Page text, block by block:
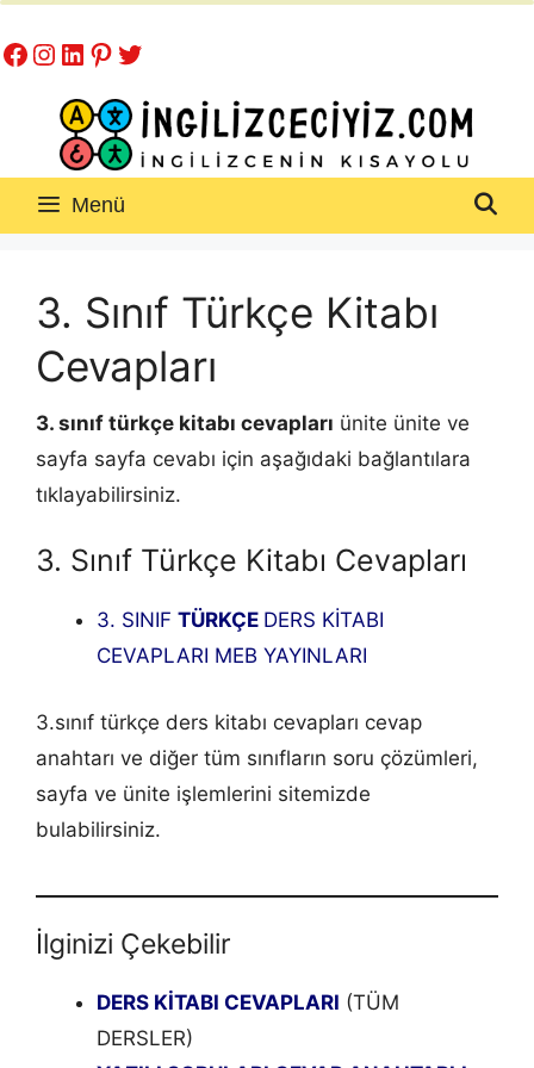
atla
Facebook
Instagram
LinkedIn
Pinterest
Twitter
Menü
3. Sınıf Türkçe Kitabı
Cevapları
3. sınıf türkçe kitabı cevapları ünite ünite ve
sayfa sayfa cevabı için aşağıdaki bağlantılara
tıklayabilirsiniz.
3. Sınıf Türkçe Kitabı Cevapları
3. SINIF TÜRKÇE DERS KİTABI
CEVAPLARI MEB YAYINLARI
3.sınıf türkçe ders kitabı cevapları cevap
anahtarı ve diğer tüm sınıfların soru çözümleri,
sayfa ve ünite işlemlerini sitemizde
bulabilirsiniz.
İlginizi Çekebilir
DERS KİTABI CEVAPLARI (TÜM
DERSLER)